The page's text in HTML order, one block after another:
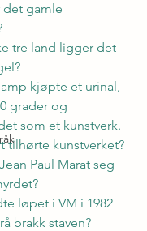
det gamle
tre land ligger det
kjøpte et urinal,
grader og
som et kunstverk.
tilhørte kunstverket?
Paul Marat seg
løpet i VM i 1982
brakk staven?